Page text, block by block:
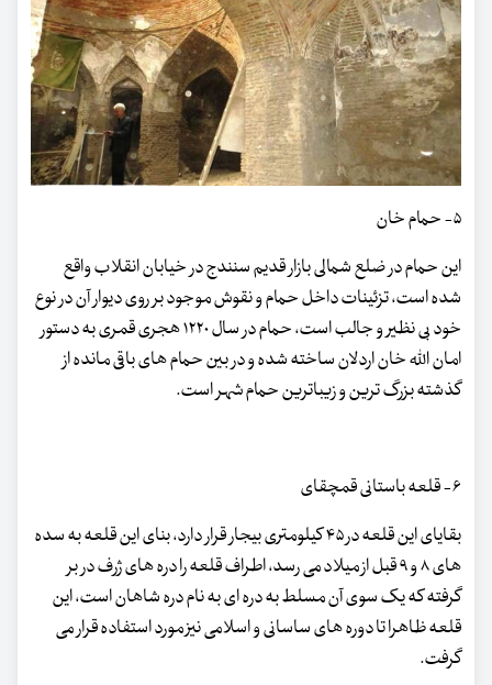
۵- حمام خان
این حمام در ضلع شمالی بازار قدیم سنندج در خیابان انقلاب واقع
شده است، تزئینات داخل حمام و نقوش موجود بر روی دیوار آن در نوع
خود بی نظیر و جالب است، حمام در سال ۱۲۲۰ هجری قمری به دستور
امان الله خان اردلان ساخته شده و در بین حمام های باقی مانده از
گذشته بزرگ ترین و زیباترین حمام شهر است.
۶- قلعه باستانی قمچقای
بقایای این قلعه در ۴۵ کیلومتری بیجار قرار دارد، بنای این قلعه به سده
های ۸ و ۹ قبل از میلاد می رسد، اطراف قلعه را دره های ژرف در بر
گرفته که یک سوی آن مسلط به دره ای به نام دره شاهان است، این
قلعه ظاهرا تا دوره های ساسانی و اسلامی نیز مورد استفاده قرار می
گرفت.